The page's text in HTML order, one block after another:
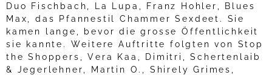
Duo Fischbach, La Lupa,
Franz
Hohler, Blues
Max, das Pfannestil Chammer Sexdeet. Sie
kamen lange, bevor die grosse Öffentlichkeit
sie kannte. Weitere Auftritte folgten von Stop
the Shoppers, Vera Kaa, Dimitri, Schertenlaib
& Jegerlehner, Martin O., Shirely Grimes,